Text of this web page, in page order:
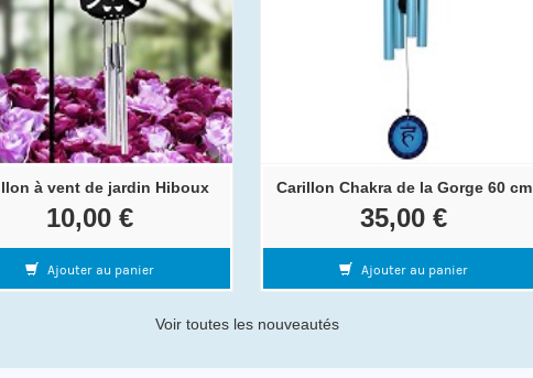
à vent de jardin Hiboux
10,00 €
Ajouter au panier
Carillon Chakra de la Gorge 60 cm
35,00 €
Ajouter au panier
Voir toutes les nouveautés